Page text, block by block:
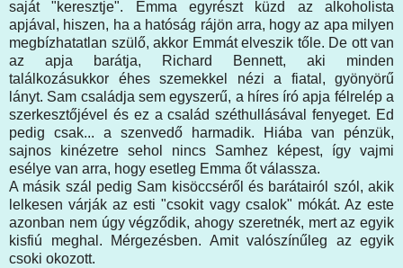
saját "keresztje". Emma egyrészt küzd az alkoholista
apjával, hiszen, ha a hatóság rájön arra, hogy az apa milyen
megbízhatatlan szülő, akkor Emmát elveszik tőle. De ott van
az apja barátja, Richard Bennett, aki minden
találkozásukkor éhes szemekkel nézi a fiatal, gyönyörű
lányt. Sam családja sem egyszerű, a híres író apja félrelép a
szerkesztőjével és ez a család széthullásával fenyeget. Ed
pedig csak... a szenvedő harmadik. Hiába van pénzük,
sajnos kinézetre sehol nincs Samhez képest, így vajmi
esélye van arra, hogy esetleg Emma őt válassza.
A másik szál pedig Sam kisöccséről és barátairól szól, akik
lelkesen várják az esti "csokit vagy csalok" mókát. Az este
azonban nem úgy végződik, ahogy szeretnék, mert az egyik
kisfiú meghal. Mérgezésben. Amit valószínűleg az egyik
csoki okozott.